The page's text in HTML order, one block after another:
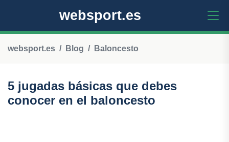
websport.es
websport.es Blog Baloncesto
5 jugadas básicas que debes
conocer en el baloncesto